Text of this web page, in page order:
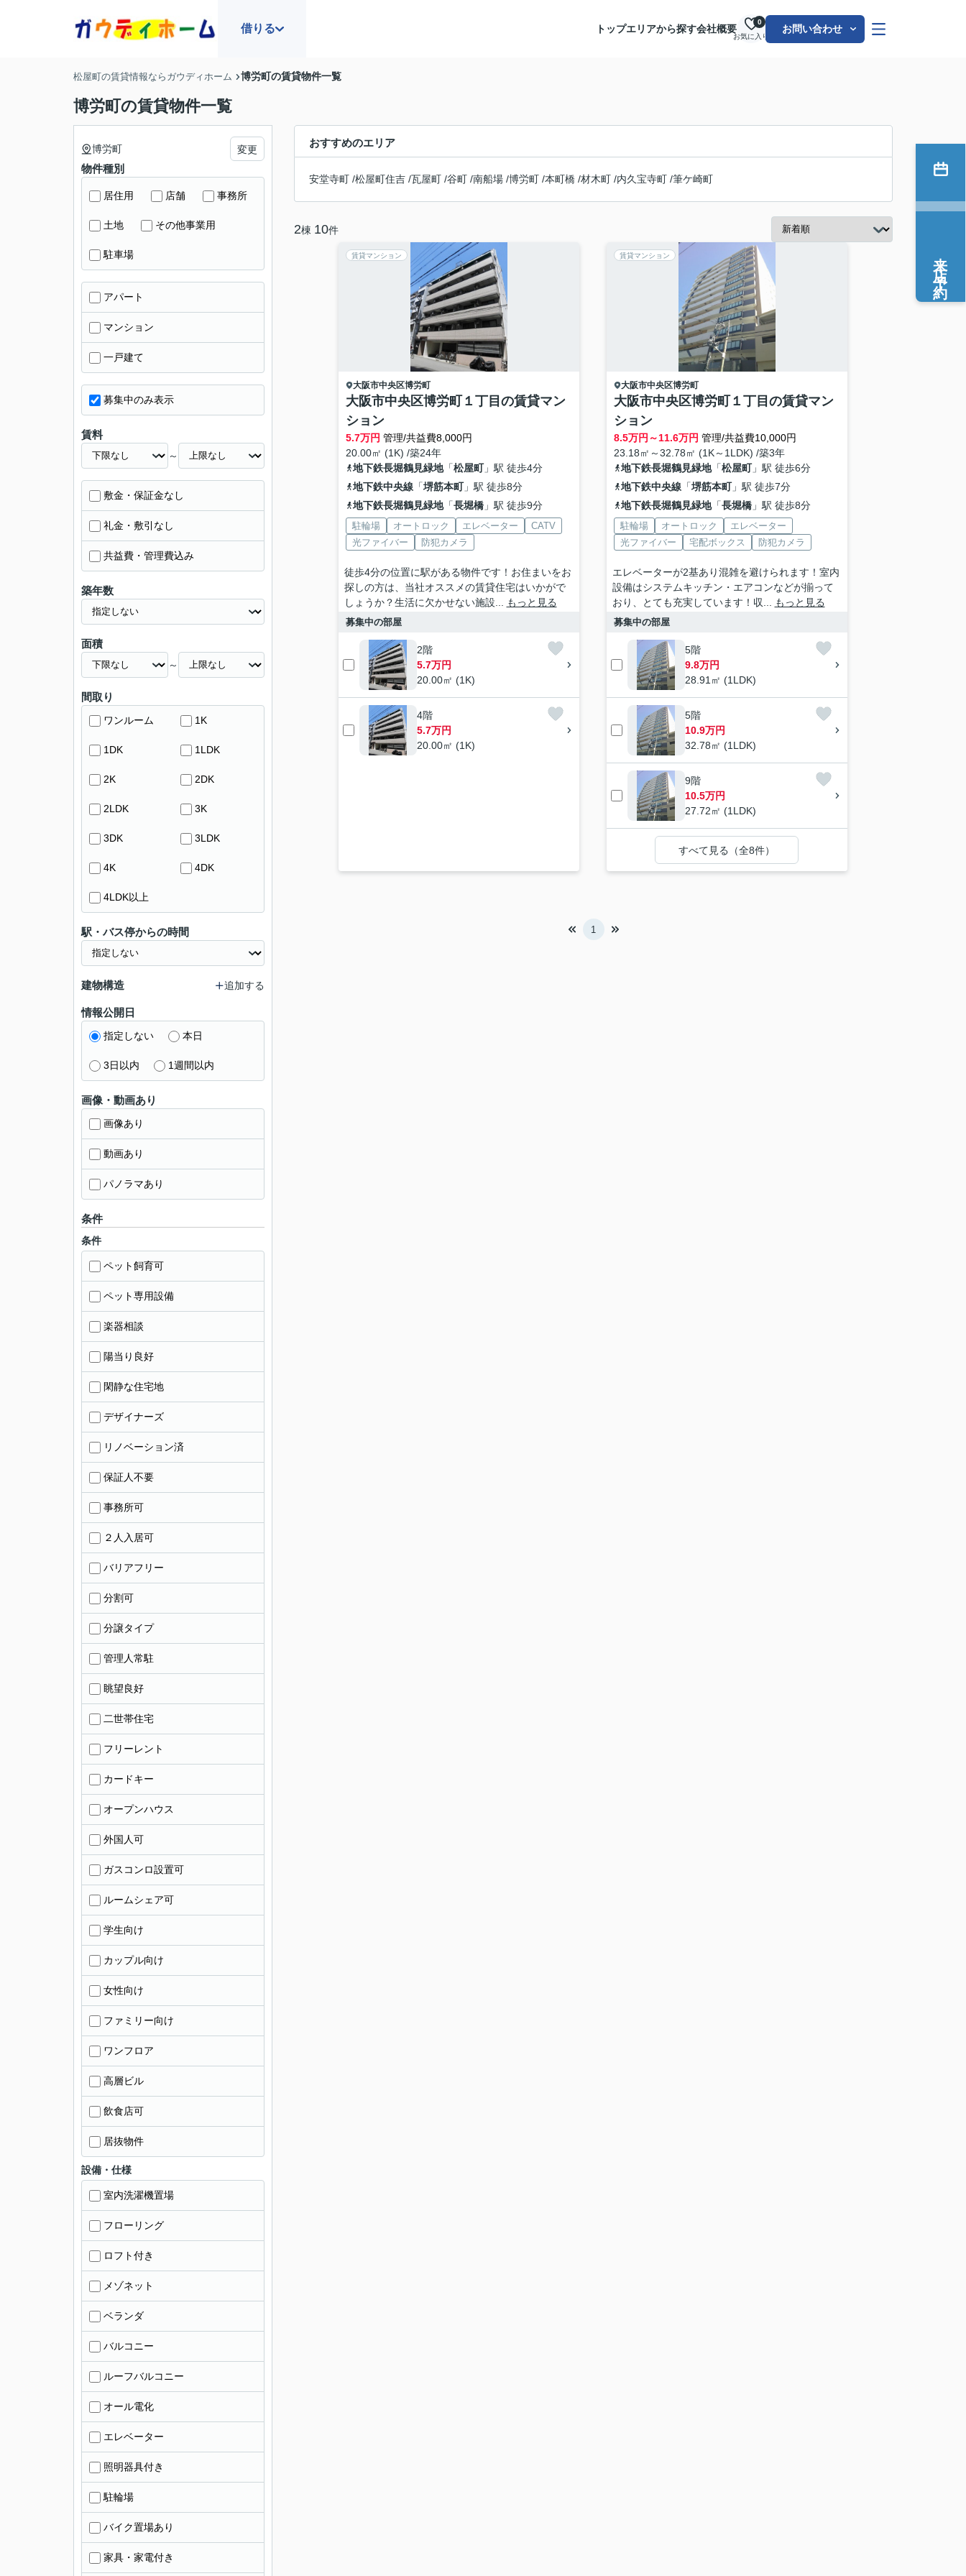
借りる トップエリアから探す会社概要
お気に入り
0
お問い合わせ
松屋町の賃貸情報ならガウディホーム 博労町の賃貸物件一覧
博労町の賃貸物件一覧
おすすめのエリア
安堂寺町 /松屋町住吉 /瓦屋町 /谷町 /南船場 /博労町 /本町橋 /材木町 /内久宝寺町 /筆ケ崎町
2棟 10件
賃貸マンション
大阪市中央区博労町
大阪市中央区博労町１丁目の賃貸マン
ション
5.7万円 管理/共益費8,000円
20.00㎡ (1K) /築24年
地下鉄長堀鶴見緑地「松屋町」駅 徒歩4分
地下鉄中央線「堺筋本町」駅 徒歩8分
地下鉄長堀鶴見緑地「長堀橋」駅 徒歩9分
駐輪場 オートロック エレベーター
CATV
光ファイバー
防犯カメラ
徒歩4分の位置に駅がある物件です！お住まいをお
探しの方は、当社オススメの賃貸住宅はいかがで
しょうか？生活に欠かせない施設...
もっと見る
募集中の部屋
2階
5.7万円
20.00㎡ (1K)
4階
5.7万円
20.00㎡ (1K)
賃貸マンション
大阪市中央区博労町
大阪市中央区博労町１丁目の賃貸マン
ション
8.5万円～11.6万円 管理/共益費10,000円
23.18㎡～32.78㎡ (1K～1LDK) /築3年
地下鉄長堀鶴見緑地「松屋町」駅 徒歩6分
地下鉄中央線「堺筋本町」駅 徒歩7分
地下鉄長堀鶴見緑地「長堀橋」駅 徒歩8分
駐輪場 オートロック
エレベーター
光ファイバー
宅配ボックス 防犯カメラ
エレベーターが2基あり混雑を避けられます！室内
設備はシステムキッチン・エアコンなどが揃って
おり、とても充実しています！収...
もっと見る
募集中の部屋
5階
9.8万円
28.91㎡ (1LDK)
5階
10.9万円
32.78㎡ (1LDK)
9階
10.5万円
27.72㎡ (1LDK)
すべて見る（全8件）
1
博労町 変更
物件種別
居住用 店舗 事務所
土地 その他事業用
駐車場
アパート
マンション
一戸建て
募集中のみ表示
賃料
～
敷金・保証金なし
礼金・敷引なし
共益費・管理費込み
築年数
面積
～
間取り
ワンルーム 1K
1DK 1LDK
2K 2DK
2LDK 3K
3DK 3LDK
4K 4DK
4LDK以上
駅・バス停からの時間
建物構造 追加する
情報公開日
指定しない 本日
3日以内 1週間以内
画像・動画あり
画像あり
動画あり
パノラマあり
条件
条件
ペット飼育可
ペット専用設備
楽器相談
陽当り良好
閑静な住宅地
デザイナーズ
リノベーション済
保証人不要
事務所可
２人入居可
バリアフリー
分割可
分譲タイプ
管理人常駐
眺望良好
二世帯住宅
フリーレント
カードキー
オープンハウス
外国人可
ガスコンロ設置可
ルームシェア可
学生向け
カップル向け
女性向け
ファミリー向け
ワンフロア
高層ビル
飲食店可
居抜物件
設備・仕様
室内洗濯機置場
フローリング
ロフト付き
メゾネット
ベランダ
バルコニー
ルーフバルコニー
オール電化
エレベーター
照明器具付き
駐輪場
バイク置場あり
家具・家電付き
来店予約